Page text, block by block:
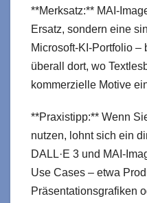
**Merksatz:** MAI-
Ersatz, sondern eine
Microsoft-KI-Portfolio –
überall dort, wo
kommerzielle Motive
**Praxistipp:** Wenn
nutzen, lohnt sich ein
DALL·E 3 und MAI-
Use Cases – etwa
Präsentationsgrafiken